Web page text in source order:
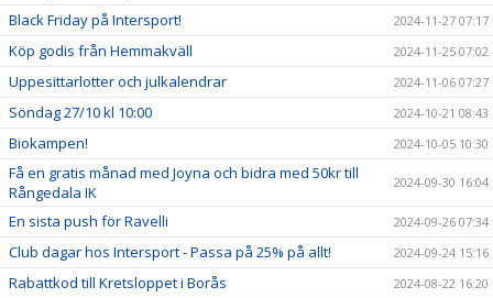
Black Friday på Intersport! 2024-11-27 07:17
Köp godis från Hemmakväll 2024-11-25 07:02
Uppesittarlotter och julkalendrar 2024-11-06 07:27
Söndag 27/10 kl 10:00 2024-10-21 08:43
Biokampen! 2024-10-05 10:30
Få en gratis månad med Joyna och bidra med 50kr till
Rångedala IK
2024-09-30 16:04
En sista push för Ravelli 2024-09-26 07:34
Club dagar hos Intersport - Passa på 25% på allt! 2024-09-24 15:16
Rabattkod till Kretsloppet i Borås 2024-08-22 16:20